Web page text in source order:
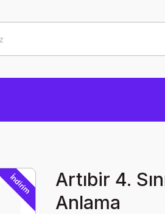
İndirim
Artıbir 4.
Anlama